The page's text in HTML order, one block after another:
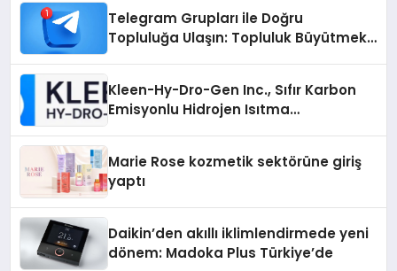
Telegram Grupları ile Doğru
Topluluğa Ulaşın: Topluluk Büyütmek
Kleen-Hy-Dro-Gen Inc., Sıfır Karbon
Emisyonlu Hidrojen Isıtma
Marie Rose kozmetik sektörüne giriş
yaptı
Daikin’den akıllı iklimlendirmede yeni
dönem: Madoka Plus Türkiye’de